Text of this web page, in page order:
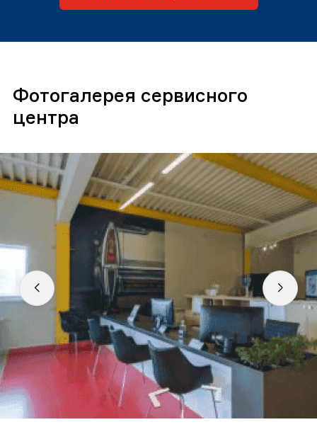
Фотогалерея сервисного
центра